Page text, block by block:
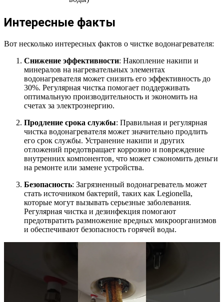
Интересные факты
Вот несколько интересных фактов о чистке водонагревателя:
Снижение эффективности: Накопление накипи и
минералов на нагревательных элементах
водонагревателя может снизить его эффективность до
30%. Регулярная чистка помогает поддерживать
оптимальную производительность и экономить на
счетах за электроэнергию.
Продление срока службы: Правильная и регулярная
чистка водонагревателя может значительно продлить
его срок службы. Устранение накипи и других
отложений предотвращает коррозию и повреждение
внутренних компонентов, что может сэкономить деньги
на ремонте или замене устройства.
Безопасность: Загрязненный водонагреватель может
стать источником бактерий, таких как Legionella,
которые могут вызывать серьезные заболевания.
Регулярная чистка и дезинфекция помогают
предотвратить размножение вредных микроорганизмов
и обеспечивают безопасность горячей воды.